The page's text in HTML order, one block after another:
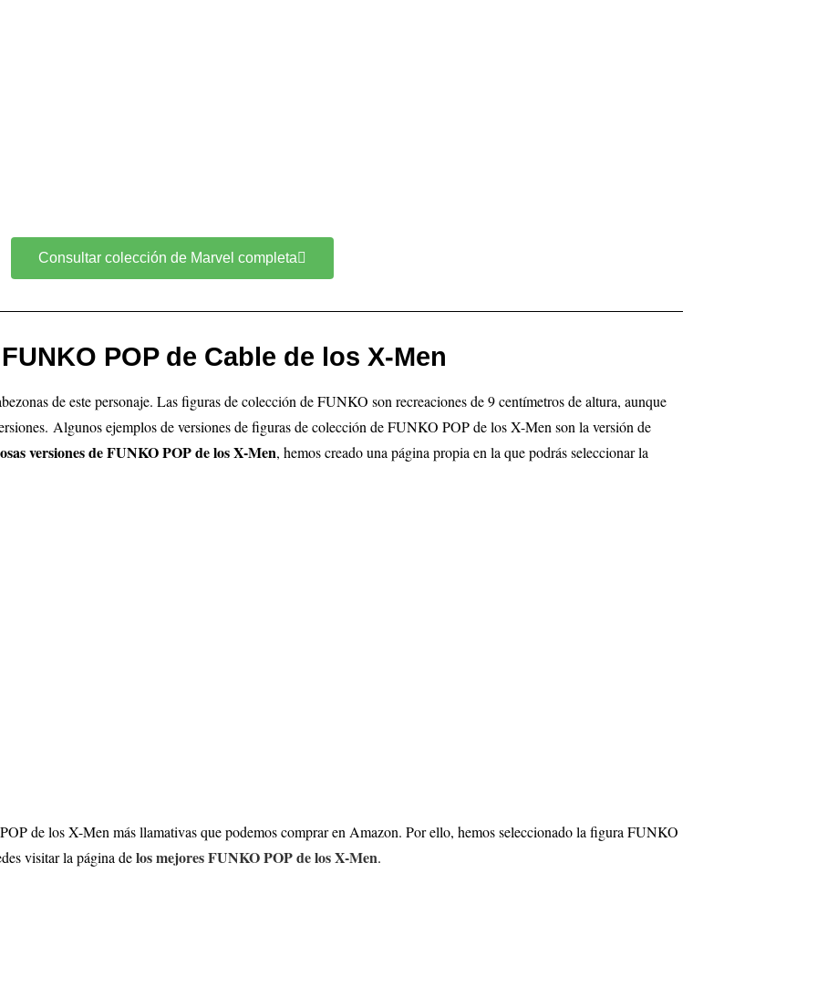
Consultar colección de Marvel completa
POP de Cable de los X-Men
de este personaje. Las figuras de colección de FUNKO son recreaciones de 9 centímetros de altura, aunque
Algunos ejemplos de versiones de figuras de colección de FUNKO POP de los X-Men son la versión de
versiones de FUNKO POP de los X-Men, hemos creado una página propia en la que podrás seleccionar la
de los X-Men más llamativas que podemos comprar en Amazon. Por ello, hemos seleccionado la figura FUNKO
visitar la página delos mejores FUNKO POP de los X-Men.